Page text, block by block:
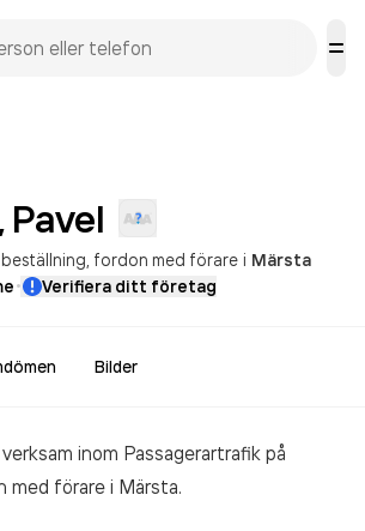
Pavel
fordon med förare i Märsta
· Verifiera ditt företag
Bilder
inom Passagerartrafik på
med förare i Märsta.